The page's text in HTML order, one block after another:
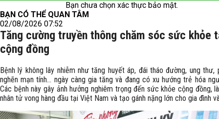
Bạn chưa chọn xác thực bảo mật.
BẠN CÓ THỂ QUAN TÂM
02/08/2026 07:52
Tăng cường truyền thông chăm sóc sức khỏe
cộng đồng
Bệnh lý không lây nhiễm như tăng huyết áp, đái tháo đường, ung thư,
nghẽn mạn tính… ngày càng gia tăng và đang có xu hướng trẻ hóa
Các bệnh này gây ảnh hưởng nghiêm trọng đến sức khỏe cộng đồng,
nhân tử vong hàng đầu tại Việt Nam và tạo gánh nặng lớn cho gia đình